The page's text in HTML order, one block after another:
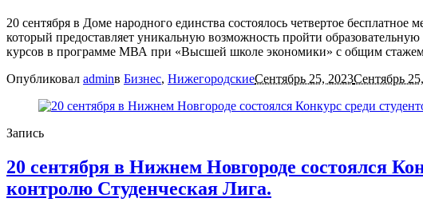
20 сентября в Доме народного единства состоялось четвертое
который предоставляет уникальную возможность пройти
курсов в программе МВА при «Высшей школе экономики» с общим стажем
Опубликовал adminв Бизнес, НижегородскиеСентябрь 25, 2023Сентябрь
Запись
20 сентября в Нижнем Новгороде состоялся
контролю Студенческая Лига.